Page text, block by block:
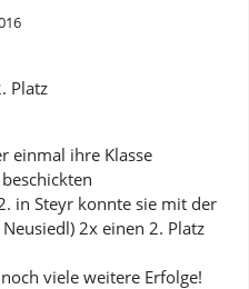
Platz
einmal ihre Klasse
in Steyr konnte sie mit der
2x einen 2. Platz
viele weitere Erfolge!